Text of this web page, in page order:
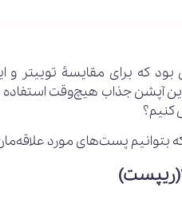
که برای مقایسۀ توییتر و
این آپشن جذاب هیچ‌وقت
کنیم؟
بتوانیم پست‌های مورد